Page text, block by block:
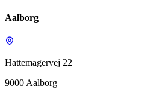
Aalborg
Hattemagervej 22
9000 Aalborg